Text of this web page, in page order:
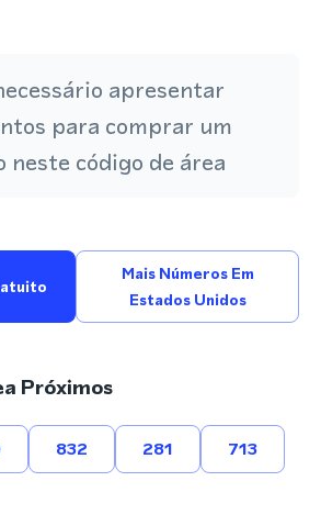
apresentar
para comprar um
neste código de área
Mais Números Em
Estados Unidos
Próximos
832 281 713